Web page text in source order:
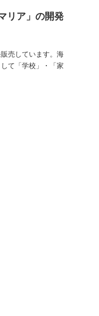
リア」の開発
販売しています。海
て「学校」・「家